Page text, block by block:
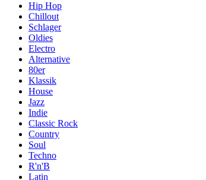
Hip Hop
Chillout
Schlager
Oldies
Electro
Alternative
80er
Klassik
House
Jazz
Indie
Classic Rock
Country
Soul
Techno
R'n'B
Latin